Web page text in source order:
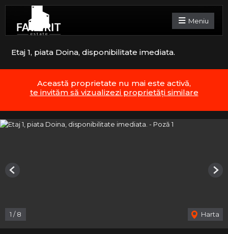
Meniu
Etaj 1, piata Doina, disponibilitate imediata.
Această proprietate nu mai este activă,
te invităm să vizualizezi proprietăți similare
1 /8 Harta
Previous